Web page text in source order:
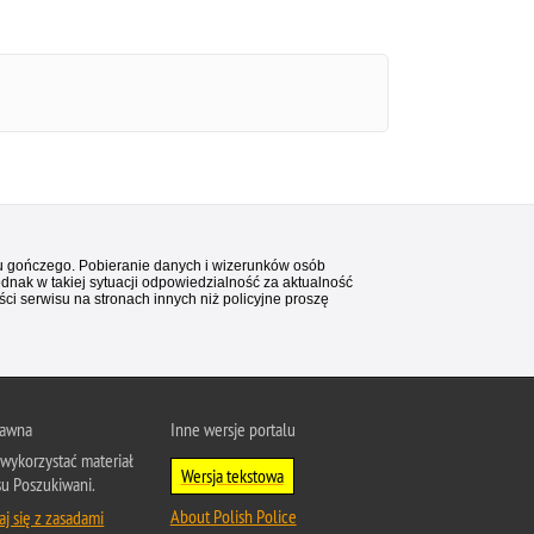
gończego. Pobieranie danych i wizerunków osób
w takiej sytuacji odpowiedzialność za aktualność
serwisu na stronach innych niż policyjne proszę
materiał
Poszukiwani.
się z zasadami
Inne wersje portalu
Wersja tekstowa
About Polish Police